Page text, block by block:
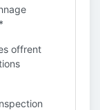
offrent